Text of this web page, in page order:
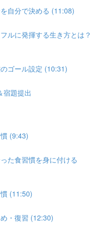
自分で決める (11:08)
ルに発揮する生き方とは？
ゴール設定 (10:31)
題提出
(9:43)
た食習慣を身に付ける
(11:50)
・復習 (12:30)